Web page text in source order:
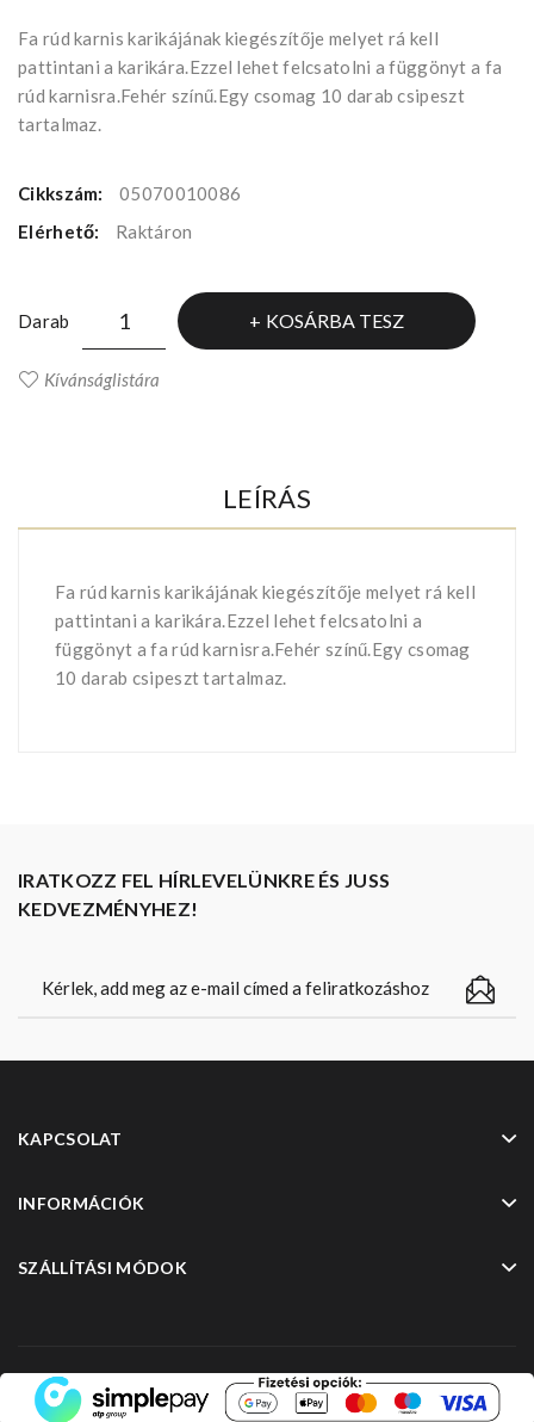
Fa rúd karnis karikájának kiegészítője melyet rá kell
pattintani a karikára.Ezzel lehet felcsatolni a függönyt a fa
rúd karnisra.Fehér színű.Egy csomag 10 darab csipeszt
tartalmaz.
Cikkszám:
05070010086
Elérhető:
Raktáron
Darab KOSÁRBA TESZ
Kívánságlistára
LEÍRÁS
Fa rúd karnis karikájának kiegészítője melyet rá kell
pattintani a karikára.Ezzel lehet felcsatolni a
függönyt a fa rúd karnisra.Fehér színű.Egy csomag
10 darab csipeszt tartalmaz.
IRATKOZZ FEL HÍRLEVELÜNKRE ÉS JUSS
KEDVEZMÉNYHEZ!
KAPCSOLAT
INFORMÁCIÓK
SZÁLLÍTÁSI MÓDOK